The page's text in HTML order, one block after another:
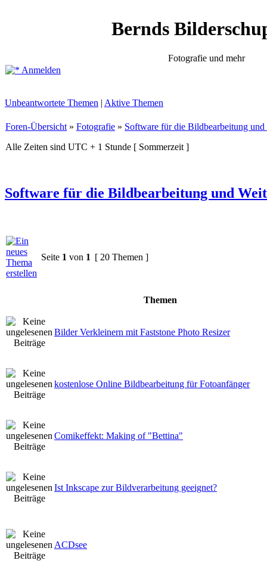
Bernds
Fotografie und mehr
Anmelden
Unbeantwortete Themen | Aktive Themen
Foren-Übersicht » Fotografie » Software für die Bildbearbeitung
Alle Zeiten sind UTC + 1 Stunde [ Sommerzeit ]
Software für die Bildbearbeitung und
Seite 1 von 1 [ 20 Themen ]
Themen
Bilder Verkleinern mit Faststone Photo Resizer
kostenlose Online Bildbearbeitung für Fotoanfänger
Comikeffekt: Making of "Bettina"
Ist Inkscape zur Bildverarbeitung geeignet?
ACDsee